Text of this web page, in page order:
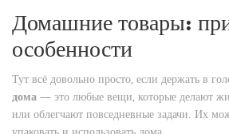
Домашние товары:
особенности
Тут всё довольно просто, если держать в
дома — это любые вещи, которые делают
или облегчают повседневные задачи. Их